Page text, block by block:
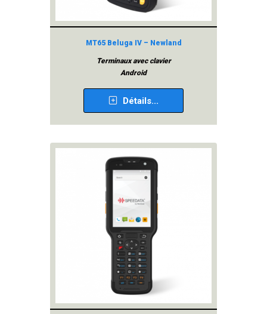
MT65 Beluga IV – Newland
Terminaux avec clavier
Android
Détails...